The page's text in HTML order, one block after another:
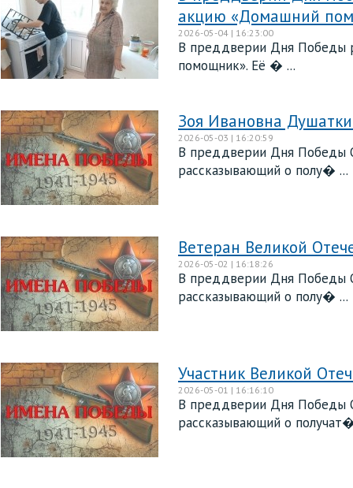
акцию «Домашний
2026-05-04 | 16:23:00
В преддверии Дня Победы
помощник». Её � ...
Зоя Ивановна
2026-05-03 | 16:20:59
В преддверии Дня Победы
рассказывающий о полу� ...
Ветеран Великой
2026-05-02 | 16:18:26
В преддверии Дня Победы
рассказывающий о полу� ...
Участник Великой
2026-05-01 | 16:16:10
В преддверии Дня Победы
рассказывающий о